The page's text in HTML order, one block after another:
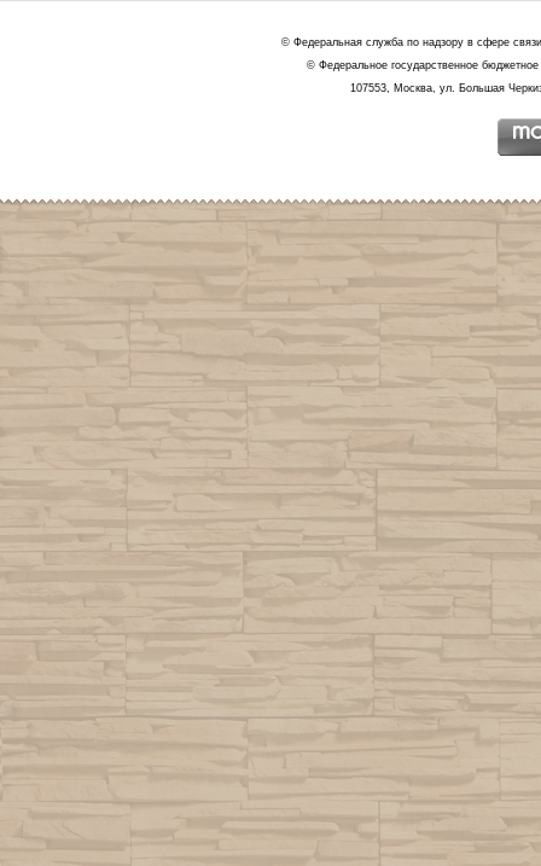
© Федеральная служба по надзору в сфере
© Федеральное государственное
107553, Москва, ул. Большая